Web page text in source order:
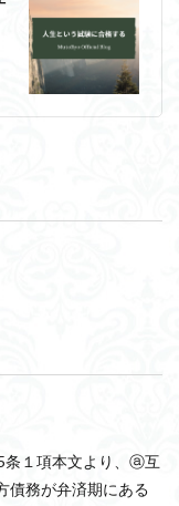
条１項本文より、ⓐ互
債務が弁済期にある